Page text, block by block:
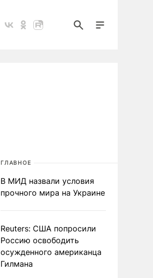
ГЛАВНОЕ
В МИД назвали условия
прочного мира на Украине
Reuters: США попросили
Россию освободить
осужденного американца
Гилмана